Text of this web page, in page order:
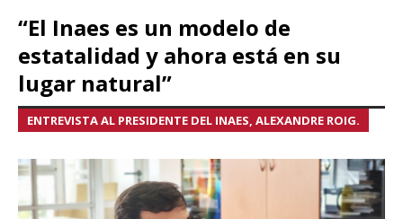
“El Inaes es un modelo de
estatalidad y ahora está en su
lugar natural”
ENTREVISTA AL PRESIDENTE DEL INAES, ALEXANDRE ROIG.